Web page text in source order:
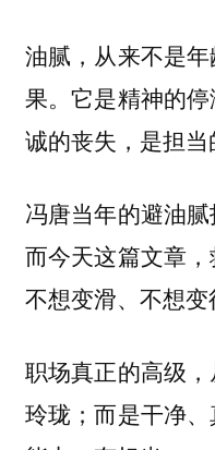
油腻，从来不是
果。它是精神的
诚的丧失，是担当
冯唐当年的避油
而今天这篇文章，
不想变滑、不想变
职场真正的高级
玲珑；而是干净